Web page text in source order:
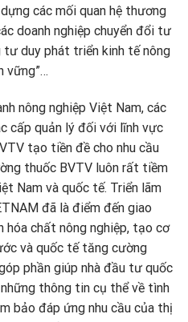
các mối quan hệ thương
doanh nghiệp chuyển đổi tư
duy phát triển kinh tế nông
vững”…
nông nghiệp Việt Nam, các
cấp quản lý đối với lĩnh vực
tạo tiền đề cho nhu cầu
thuốc BVTV luôn rất tiềm
Nam và quốc tế. Triển lãm
đã là điểm đến giao
hóa chất nông nghiệp, tạo cơ
và quốc tế tăng cường
phần giúp nhà đầu tư quốc
thông tin cụ thể về tình
bảo đáp ứng nhu cầu của thị